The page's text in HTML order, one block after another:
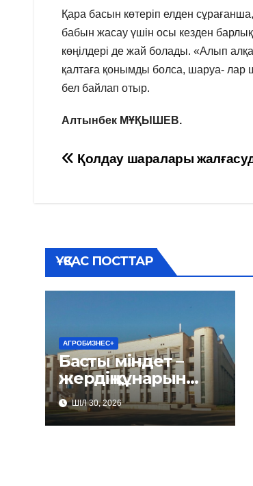
Қара басын көтеріп елден
бабын жасау үшін осы кезден
көңілдері де жай болады. «Алып
қалтаға қонымды болса, шаруа- лар
бел байлап отыр.
Алтынбек МҰҚЫШЕВ.
Навигация
Қолдау шаралары
ҰҚСАС ПОСТТАР
АГРОБИЗНЕС+
Басты міндет –
жердің құнарын
сақтау
ШІЛ 30, 2026